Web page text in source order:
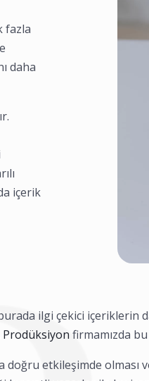
fazla
daha
içerik
ilgi çekici içeriklerin
Prodüksiyonfirmamızda
etkileşimde